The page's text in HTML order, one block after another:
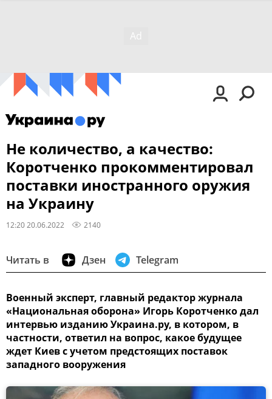
Не количество, а качество:
Коротченко прокомментировал
поставки иностранного оружия
на Украину
12:20 20.06.2022 2140
Читать в Дзен Telegram
Военный эксперт, главный редактор журнала
«Национальная оборона» Игорь Коротченко дал
интервью изданию Украина.ру, в котором, в
частности, ответил на вопрос, какое будущее
ждет Киев с учетом предстоящих поставок
западного вооружения